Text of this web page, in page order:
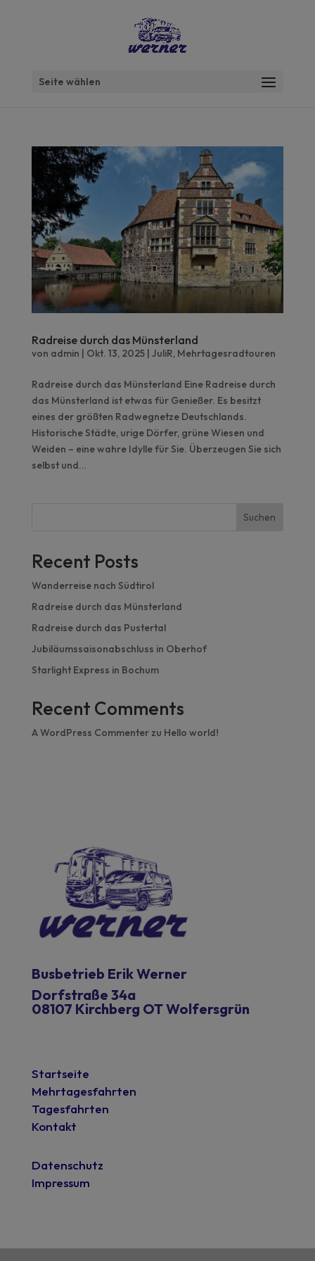
Seite wählen
Radreise durch das Münsterland
von admin Okt. 13, 2025| JuliR, Mehrtagesradtouren
Radreise durch das Münsterland Eine Radreise durch
das Münsterland ist etwas für Genießer. Es besitzt
eines der größten Radwegnetze Deutschlands.
Historische Städte, urige Dörfer, grüne Wiesen und
Weiden – eine wahre Idylle für Sie. Überzeugen Sie sich
selbst und...
Suchen
Recent Posts
Wanderreise nach Südtirol
Radreise durch das Münsterland
Radreise durch das Pustertal
Jubiläumssaisonabschluss in Oberhof
Starlight Express in Bochum
Recent Comments
A WordPress Commenterzu Hello world!
Busbetrieb Erik Werner
Dorfstraße 34a
08107 Kirchberg OT Wolfersgrün
Startseite
Mehrtagesfahrten
Tagesfahrten
Kontakt
Datenschutz
Impressum